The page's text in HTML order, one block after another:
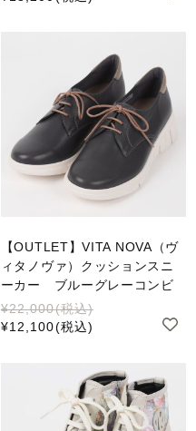
【OUTLET】VITA NOVA（ヴ
ィタノヴァ）クッションスニ
ーカー ブルーグレーコンビ
¥22,000(税込)
¥12,100(税込)